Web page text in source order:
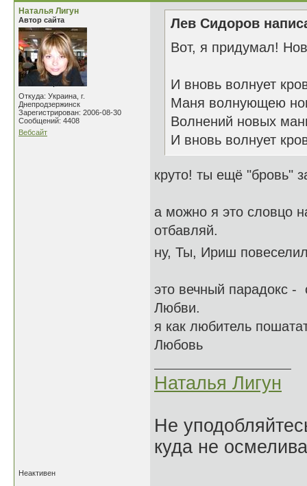
Наталья Лигун
Автор сайта
Откуда: Украина, г.
Днепродзержинск
Зарегистрирован: 2006-08-30
Сообщений: 4408
Вебсайт
Лев Сидоров
Вот, я придумал!
И вновь волнует
Маня волнующею
Волнений новых
И вновь волнует
круто! ты ещё "бровь"
а можно я это словцо
отбавляй.
ну, Ты, Ириш
это вечный парадокс
Любви.
я как любитель
Любовь
Наталья Лигун
Не
куда не
Неактивен